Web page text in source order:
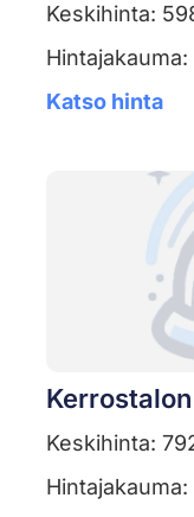
Keskihinta:
Katso hinta
Keskihinta: